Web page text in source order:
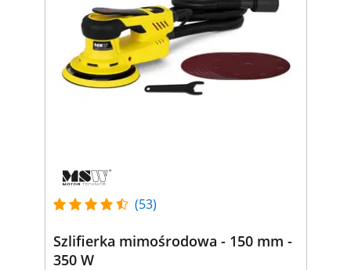
(53)
Szlifierka mimośrodowa - 150 mm -
350 W